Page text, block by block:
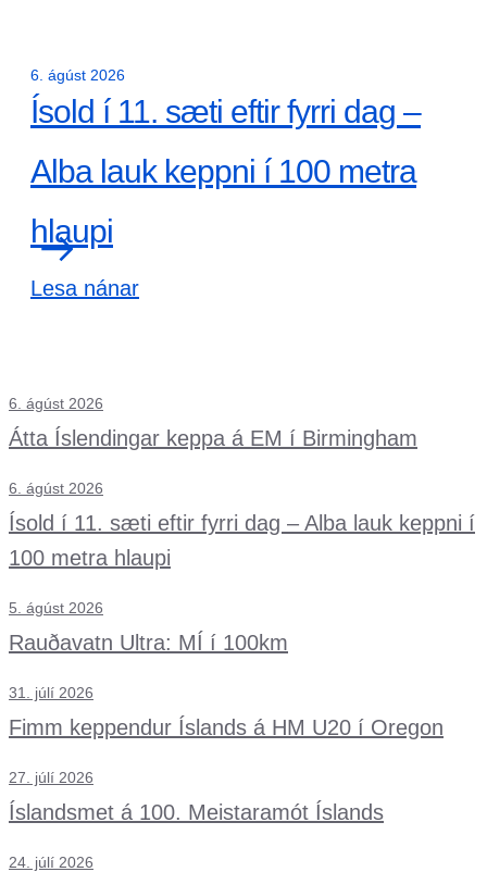
6. ágúst 2026
Ísold í 11. sæti eftir fyrri dag –
Alba lauk keppni í 100 metra
hlaupi
Lesa nánar
6. ágúst 2026
Átta Íslendingar keppa á EM í Birmingham
6. ágúst 2026
Ísold í 11. sæti eftir fyrri dag – Alba lauk keppni í
100 metra hlaupi
5. ágúst 2026
Rauðavatn Ultra: MÍ í 100km
31. júlí 2026
Fimm keppendur Íslands á HM U20 í Oregon
27. júlí 2026
Íslandsmet á 100. Meistaramót Íslands
24. júlí 2026